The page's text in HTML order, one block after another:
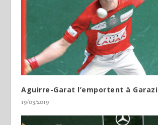
Aguirre-Garat l’emportent à Garazi
19/03/2019